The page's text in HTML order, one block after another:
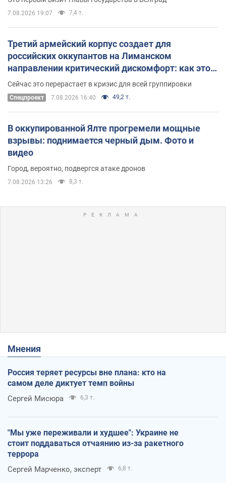
7.08.2026 19:07 7,4 т.
Третий армейский корпус создает для
российских оккупантов на Лиманском
направлении критический дискомфорт: как это
удалось
Сейчас это перерастает в кризис для всей группировки
Спецпроект 7.08.2026 16:40 49,2 т.
В оккупированной Ялте прогремели мощные
взрывы: поднимается черный дым. Фото и
видео
Город, вероятно, подвергся атаке дронов
7.08.2026 13:26 8,3 т.
Мнения
Россия теряет ресурсы вне плана: кто на
самом деле диктует темп войны
Сергей Мисюра 6,3 т.
"Мы уже переживали и худшее": Украине не
стоит поддаваться отчаянию из-за ракетного
террора
Сергей Марченко, эксперт 6,8 т.